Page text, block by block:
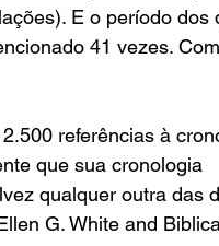
E o período dos
41 vezes.
referências à
que sua cronologia
qualquer outra das
G. White and